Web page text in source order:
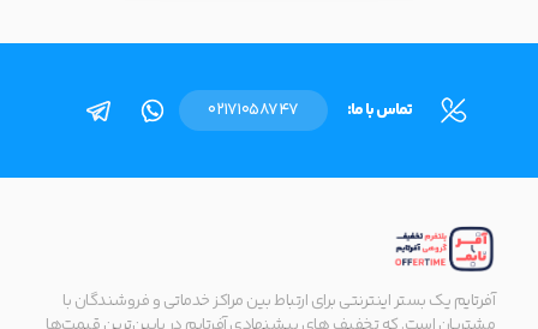
تماس با ما: 02171058747
آفرتایم یک بستر اینترنتی برای ارتباط بین مراکز خدماتی و فروشندگان با